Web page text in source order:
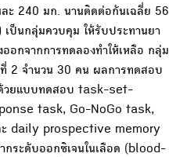
ะ 240 มก. นานติดต่อกันเฉลี่ย 56
ป็นกลุ่มควบคุม ให้รับประทานยา
อกจากการทดลองทำให้เหลือ กลุ่ม
2 จำนวน 30 คน ผลการทดสอบ
ด้วยแบบทดสอบ task-set-
task, Go-NoGo task,
daily prospective memory
กระดับออกซิเจนในเลือด (blood-